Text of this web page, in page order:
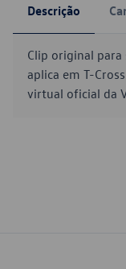
Descrição
Clip original
aplica em T-
virtual oficial da